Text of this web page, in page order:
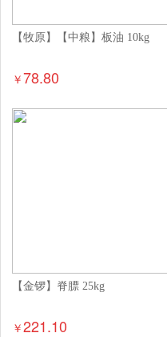
【牧原】【中粮】板油 10kg
￥78.80
【金锣】脊膘 25kg
￥221.10